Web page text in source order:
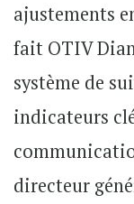
ajustements
fait OTIV
système de
indicateurs
directeur